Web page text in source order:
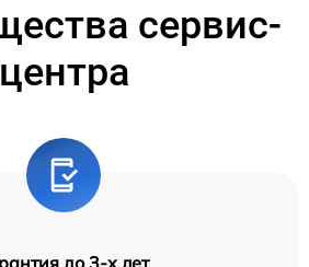
сервис-
центра
до 3-х лет